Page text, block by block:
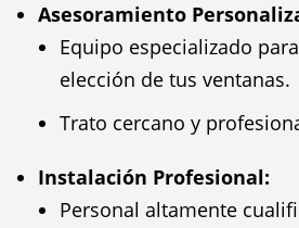
Asesoramiento
Equipo especializado
elección de tus ventanas.
Trato cercano y
Instalación Profesional:
Personal altamente